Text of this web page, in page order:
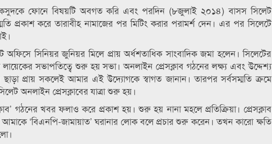
ফোনে বিষয়টি অবগত করি এবং পরদিন (৮জুলাই ২০১৪) বাসস সিলেট
প্রকাশ করে তারাবীহ নামাজের পর মিটিং করার পরামর্শ দেন। এর পর সিলেটে
সিনিয়র জুনিয়র মিলে প্রায় অর্ধশতাধিক সাংবাদিক জমা হলেন। সিলেটের
সভাপতিত্বে শুরু হয় সভা। অনলাইন প্রেসক্লাব গঠনের লক্ষ্য এবং উদ্দেশ্য
প্রায় সকলেই আমার এই উদ্যোগকে স্বাগত জানান। তারপর সর্বসম্মতি ক্রমে
অনলাইন প্রেসক্লাবের যাত্রা শুরু হয়।
গঠনের খবর ফলাও করে প্রকাশ হয়। শুরু হয় নানা মহলে প্রতিক্রিয়া। প্রেসক্লাব
‘বিএনপি-জামায়াত’ ঘরানার লোক বলে প্রচার শুরু করেন। তখন কারো ক্ষতি